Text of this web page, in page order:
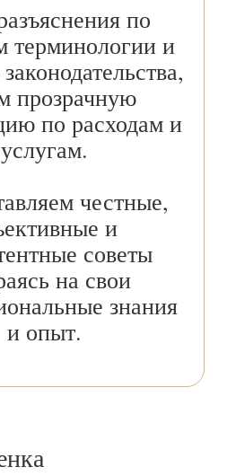
по
терминологии и
прозрачную
по расходам и
услугам.
честные,
и
советы
на свои
знания
и опыт.